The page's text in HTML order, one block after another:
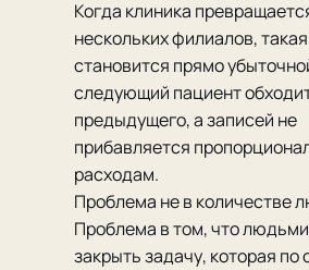
Когда клиника
нескольких филиалов,
становится прямо
следующий пациент
предыдущего, а записей не
прибавляется
расходам.
Проблема не в количестве
Проблема в том, что
закрыть задачу, которая по